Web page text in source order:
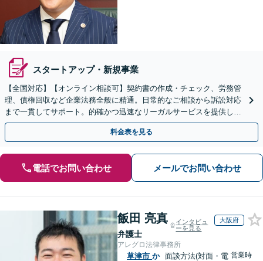
スタートアップ・新規事業
【全国対応】【オンライン相談可】契約書の作成・チェック、労務管
理、債権回収など企業法務全般に精通。日常的なご相談から訴訟対応
まで一貫してサポート。的確かつ迅速なリーガルサービスを提供しま
す。【初回相談無料】【休日・夜間相談可】
料金表を見る
電話でお問い合わせ メールでお問い合わせ
飯田 亮真
弁護士
インタビュ
ーを見る
大阪府
アレグロ法律事務所
草津市 か 面談方法(対面・電 営業時